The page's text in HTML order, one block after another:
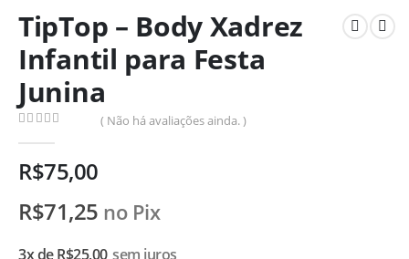
TipTop – Body Xadrez
Infantil para Festa
Junina
( Não há avaliações ainda. )
R$75,00
R$71,25 no Pix
3x deR$25,00 sem juros